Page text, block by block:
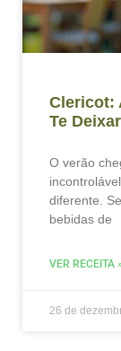
Clericot:
Te
O verão
diferente.
bebidas de
VER RECEITA »
26 de